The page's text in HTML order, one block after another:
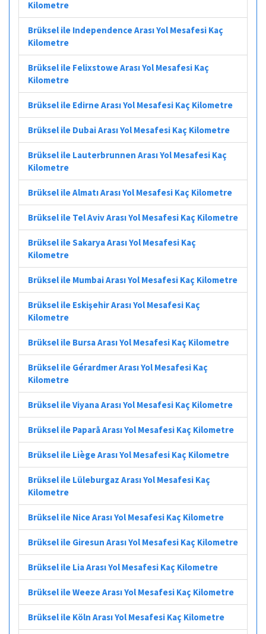
Kilometre
Brüksel ile Independence Arası Yol Mesafesi Kaç
Kilometre
Brüksel ile Felixstowe Arası Yol Mesafesi Kaç
Kilometre
Brüksel ile Edirne Arası Yol Mesafesi Kaç Kilometre
Brüksel ile Dubai Arası Yol Mesafesi Kaç Kilometre
Brüksel ile Lauterbrunnen Arası Yol Mesafesi Kaç
Kilometre
Brüksel ile Almatı Arası Yol Mesafesi Kaç Kilometre
Brüksel ile Tel Aviv Arası Yol Mesafesi Kaç Kilometre
Brüksel ile Sakarya Arası Yol Mesafesi Kaç
Kilometre
Brüksel ile Mumbai Arası Yol Mesafesi Kaç Kilometre
Brüksel ile Eskişehir Arası Yol Mesafesi Kaç
Kilometre
Brüksel ile Bursa Arası Yol Mesafesi Kaç Kilometre
Brüksel ile Gérardmer Arası Yol Mesafesi Kaç
Kilometre
Brüksel ile Viyana Arası Yol Mesafesi Kaç Kilometre
Brüksel ile Paparā Arası Yol Mesafesi Kaç Kilometre
Brüksel ile Liège Arası Yol Mesafesi Kaç Kilometre
Brüksel ile Lüleburgaz Arası Yol Mesafesi Kaç
Kilometre
Brüksel ile Nice Arası Yol Mesafesi Kaç Kilometre
Brüksel ile Giresun Arası Yol Mesafesi Kaç Kilometre
Brüksel ile Lia Arası Yol Mesafesi Kaç Kilometre
Brüksel ile Weeze Arası Yol Mesafesi Kaç Kilometre
Brüksel ile Köln Arası Yol Mesafesi Kaç Kilometre